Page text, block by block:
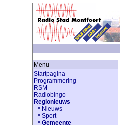
Menu
Startpagina
Programmering
RSM
Radiobingo
Regionieuws
Nieuws
Sport
Gemeente